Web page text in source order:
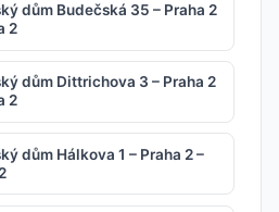
dům Budečská 35 – Praha 2
2
dům Dittrichova 3 – Praha 2
2
dům Hálkova 1 – Praha 2 –